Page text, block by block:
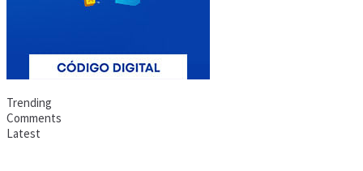
Trending
Comments
Latest